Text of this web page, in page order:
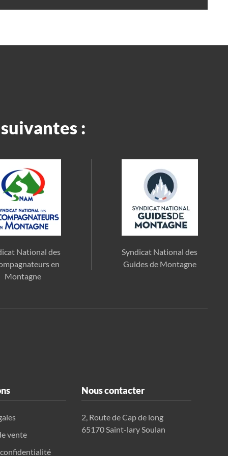
:
National des
en
Montagne
Syndicat National des
Guides de Montagne
vente
Nous contacter
2, Route de Cap de long
65170 Saint-lary Soulan